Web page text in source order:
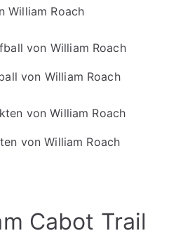
William Roach
von William Roach
von William Roach
Cabot Trail